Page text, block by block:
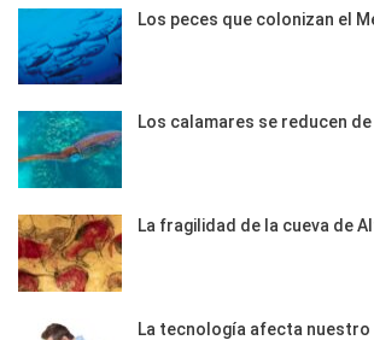
Los peces que colonizan el
Los calamares se reducen
La fragilidad de la cueva de
La tecnología afecta nuestro